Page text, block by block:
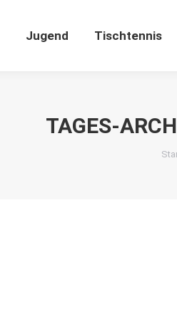
Jugend Tischtennis
TAGES-